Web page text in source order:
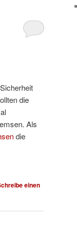
die
Als
die
einen